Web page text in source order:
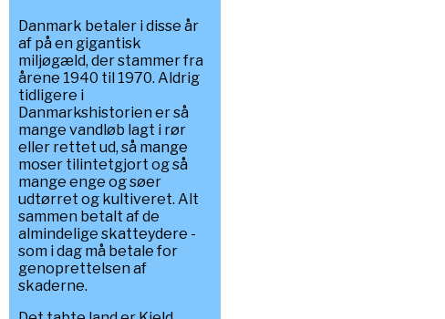
Danmark betaler i disse år
af på en gigantisk
miljøgæld, der stammer fra
årene 1940 til 1970. Aldrig
tidligere i
Danmarkshistorien er så
mange vandløb lagt i rør
eller rettet ud, så mange
moser tilintetgjort og så
mange enge og søer
udtørret og kultiveret. Alt
sammen betalt af de
almindelige skatteydere -
som i dag må betale for
genoprettelsen af
skaderne.